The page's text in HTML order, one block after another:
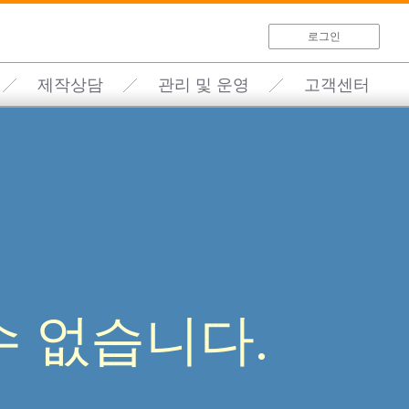
로그인
제작상담 관리 및 운영 고객센터
없습니다.